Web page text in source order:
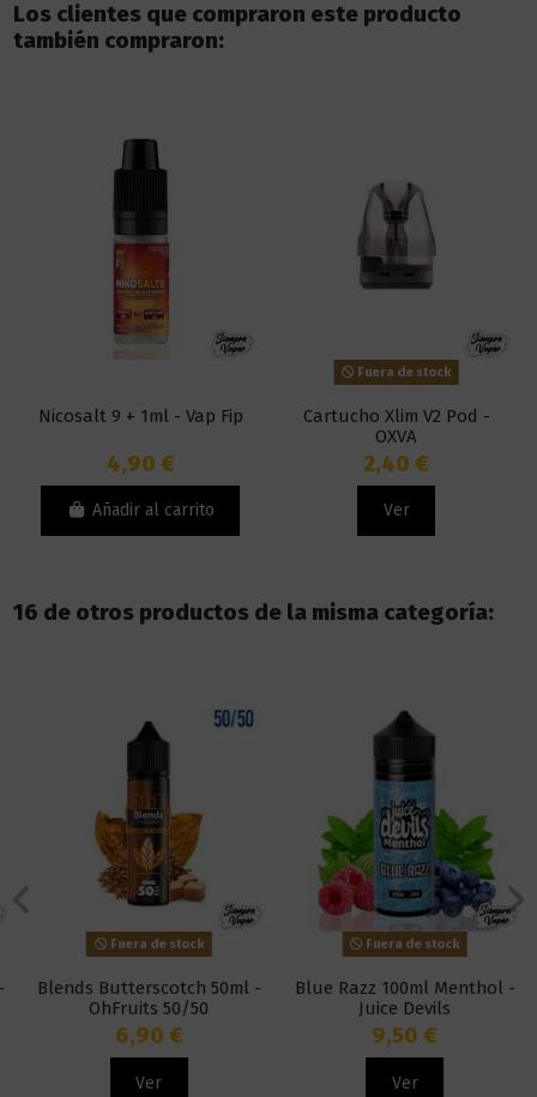
Los clientes que compraron este producto
también compraron:
Nicosalt 9 + 1ml - Vap Fip
4,90 €
Añadir al carrito
Fuera de stock
Cartucho Xlim V2 Pod -
OXVA
2,40 €
Ver
16 de otros productos de la misma categoría:
Fuera de stock
Blends Butterscotch 50ml -
OhFruits 50/50
6,90 €
Ver
Fuera de stock
Blue Razz 100ml Menthol -
Juice Devils
9,50 €
Ver